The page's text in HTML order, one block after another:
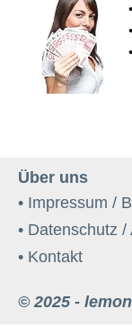
Über uns
• Impressum /
• Datenschutz /
• Kontakt
© 2025 -